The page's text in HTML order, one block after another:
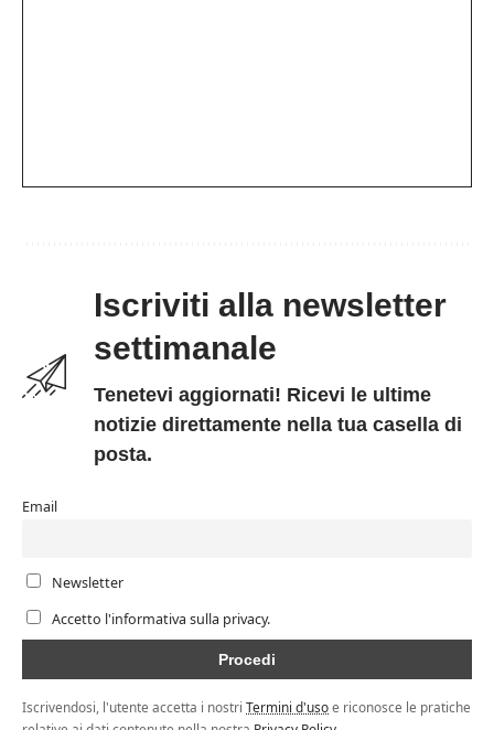
Iscriviti alla newsletter
settimanale
Tenetevi aggiornati! Ricevi le ultime
notizie direttamente nella tua casella di
posta.
Email
Newsletter
Accetto l'informativa sulla privacy.
Iscrivendosi, l'utente accetta i nostri Termini d'usoe riconosce le pratiche